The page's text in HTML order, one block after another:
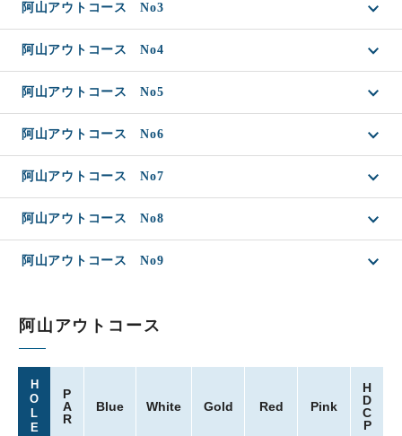
阿山アウトコース No3
阿山アウトコース No4
阿山アウトコース No5
阿山アウトコース No6
阿山アウトコース No7
阿山アウトコース No8
阿山アウトコース No9
阿山アウトコース
H
O
L
E
P
A
R
Blue White Gold Red Pink
H
D
C
P